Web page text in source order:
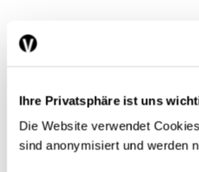
Ihre Privatsphäre ist uns
Die Website verwendet
sind anonymisiert und werden